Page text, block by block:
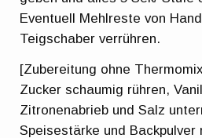
Eventuell Mehlreste von
Teigschaber verrühren.
[Zubereitung ohne
Zucker schaumig rühren,
Zitronenabrieb und Salz
Speisestärke und Backpulver